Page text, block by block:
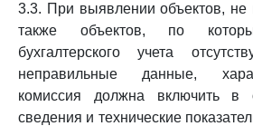
3.3. При выявлении объектов, не
также объектов, по
бухгалтерского учета
неправильные данные,
комиссия должна включить в
сведения и технические